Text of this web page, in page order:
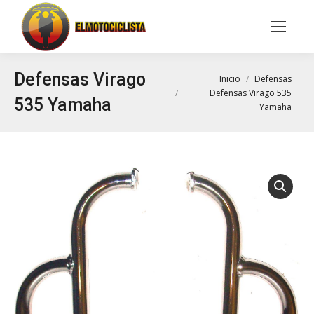
Buscar:
Defensas Virago
535 Yamaha
Inicio
Defensas
Defensas Virago 535
Yamaha